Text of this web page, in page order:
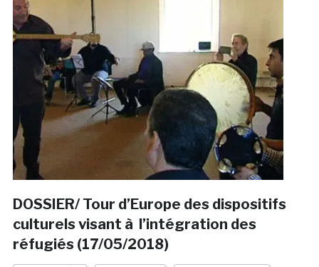
DOSSIER/ Tour d’Europe des dispositifs
culturels visant à l’intégration des
réfugiés (17/05/2018)